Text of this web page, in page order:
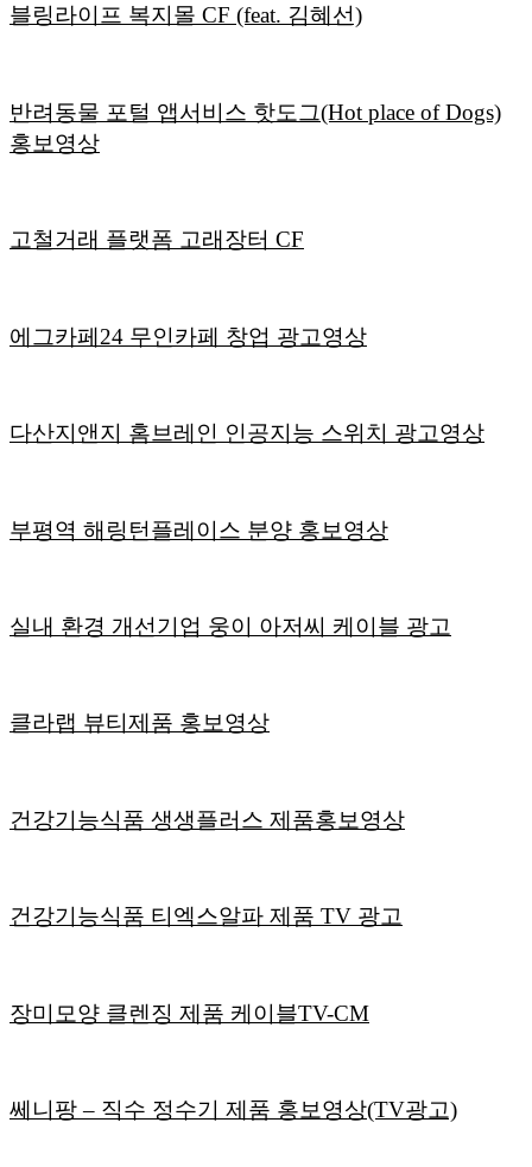
블링라이프 복지몰 CF (feat. 김혜선)
반려동물 포털 앱서비스 핫도그(Hot place of Dogs)
홍보영상
고철거래 플랫폼 고래장터 CF
에그카페24 무인카페 창업 광고영상
다산지앤지 홈브레인 인공지능 스위치 광고영상
부평역 해링턴플레이스 분양 홍보영상
실내 환경 개선기업 웅이 아저씨 케이블 광고
클라랩 뷰티제품 홍보영상
건강기능식품 생생플러스 제품홍보영상
건강기능식품 티엑스알파 제품 TV 광고
장미모양 클렌징 제품 케이블TV-CM
쎄니팡 – 직수 정수기 제품 홍보영상(TV광고)